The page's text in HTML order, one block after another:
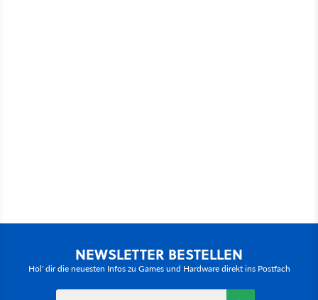
NEWSLETTER BESTELLEN
Hol' dir die neuesten Infos zu Games und Hardware direkt ins Postfach